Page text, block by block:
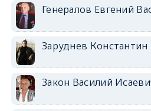
Генералов Евгений
Заруднев Константин
Закон Василий